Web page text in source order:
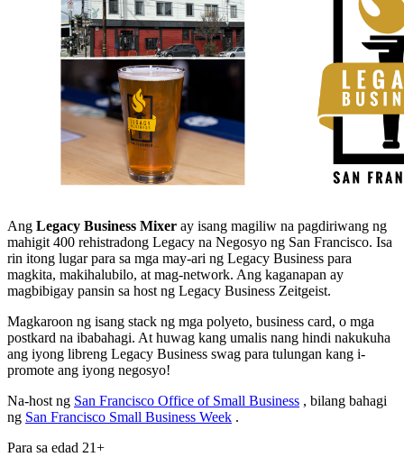
Ang Legacy Business Mixer ay isang magiliw na pagdiriwang ng
mahigit 400 rehistradong Legacy na Negosyo ng San Francisco. Isa
rin itong lugar para sa mga may-ari ng Legacy Business para
magkita, makihalubilo, at mag-network. Ang kaganapan ay
magbibigay pansin sa host ng Legacy Business Zeitgeist.
Magkaroon ng isang stack ng mga polyeto, business card, o mga
postkard na ibabahagi. At huwag kang umalis nang hindi nakukuha
ang iyong libreng Legacy Business swag para tulungan kang i-
promote ang iyong negosyo!
Na-host ng San Francisco Office of Small Business , bilang bahagi
ng San Francisco Small Business Week .
Para sa edad 21+